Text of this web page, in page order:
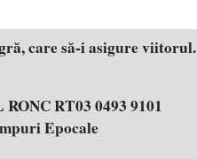
care să-i asigure viitorul.
RT03 0493 9101
Epocale